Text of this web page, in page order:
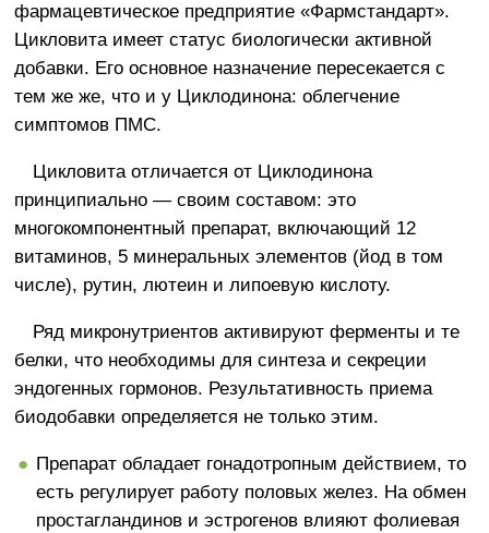
фармацевтическое предприятие «Фармстандарт».
Цикловита имеет статус биологически активной
добавки. Его основное назначение пересекается с
тем же же, что и у Циклодинона: облегчение
симптомов ПМС.
Цикловита отличается от Циклодинона
принципиально — своим составом: это
многокомпонентный препарат, включающий 12
витаминов, 5 минеральных элементов (йод в том
числе), рутин, лютеин и липоевую кислоту.
Ряд микронутриентов активируют ферменты и те
белки, что необходимы для синтеза и секреции
эндогенных гормонов. Результативность приема
биодобавки определяется не только этим.
Препарат обладает гонадотропным действием, то
есть регулирует работу половых желез. На обмен
простагландинов и эстрогенов влияют фолиевая